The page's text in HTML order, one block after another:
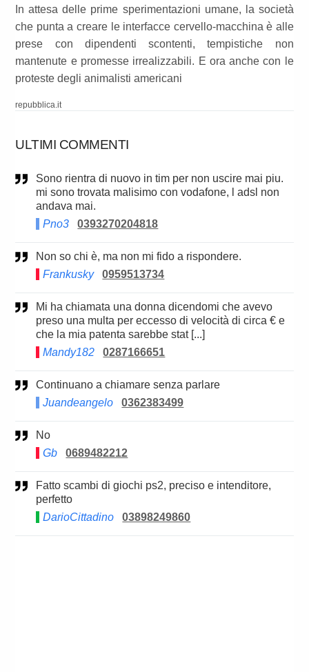
In attesa delle prime sperimentazioni umane, la società
che punta a creare le interfacce cervello-macchina è alle
prese con dipendenti scontenti, tempistiche non
mantenute e promesse irrealizzabili. E ora anche con le
proteste degli animalisti americani
repubblica.it
ULTIMI COMMENTI
Sono rientra di nuovo in tim per non uscire mai piu.
mi sono trovata malisimo con vodafone, l adsl non
andava mai.
Pno3
0393270204818
Non so chi è, ma non mi fido a rispondere.
Frankusky
0959513734
Mi ha chiamata una donna dicendomi che avevo
preso una multa per eccesso di velocità di circa € e
che la mia patenta sarebbe stat [...]
Mandy182
0287166651
Continuano a chiamare senza parlare
Juandeangelo
0362383499
No
Gb
0689482212
Fatto scambi di giochi ps2, preciso e intenditore,
perfetto
DarioCittadino
03898249860